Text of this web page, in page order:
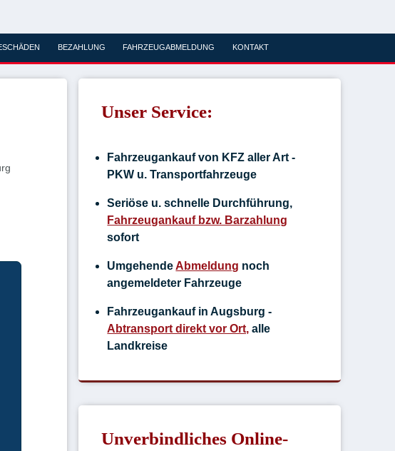
BEZAHLUNG FAHRZEUGABMELDUNG KONTAKT
Unser Service:
Fahrzeugankauf von KFZ aller Art -
PKW u. Transportfahrzeuge
Seriöse u. schnelle Durchführung,
Fahrzeugankauf bzw. Barzahlung
sofort
UmgehendeAbmeldung noch
angemeldeter Fahrzeuge
Fahrzeugankauf in Augsburg -
Abtransport direkt vor Ort, alle
Landkreise
Unverbindliches Online-